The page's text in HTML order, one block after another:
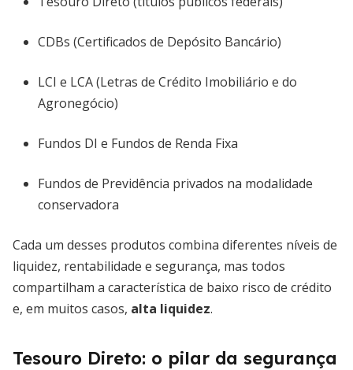
CDBs (Certificados de Depósito Bancário)
LCI e LCA (Letras de Crédito Imobiliário e do
Agronegócio)
Fundos DI e Fundos de Renda Fixa
Fundos de Previdência privados na modalidade
conservadora
Cada um desses produtos combina diferentes níveis de
liquidez, rentabilidade e segurança, mas todos
compartilham a característica de baixo risco de crédito
e, em muitos casos, alta liquidez.
Tesouro Direto: o pilar da segurança